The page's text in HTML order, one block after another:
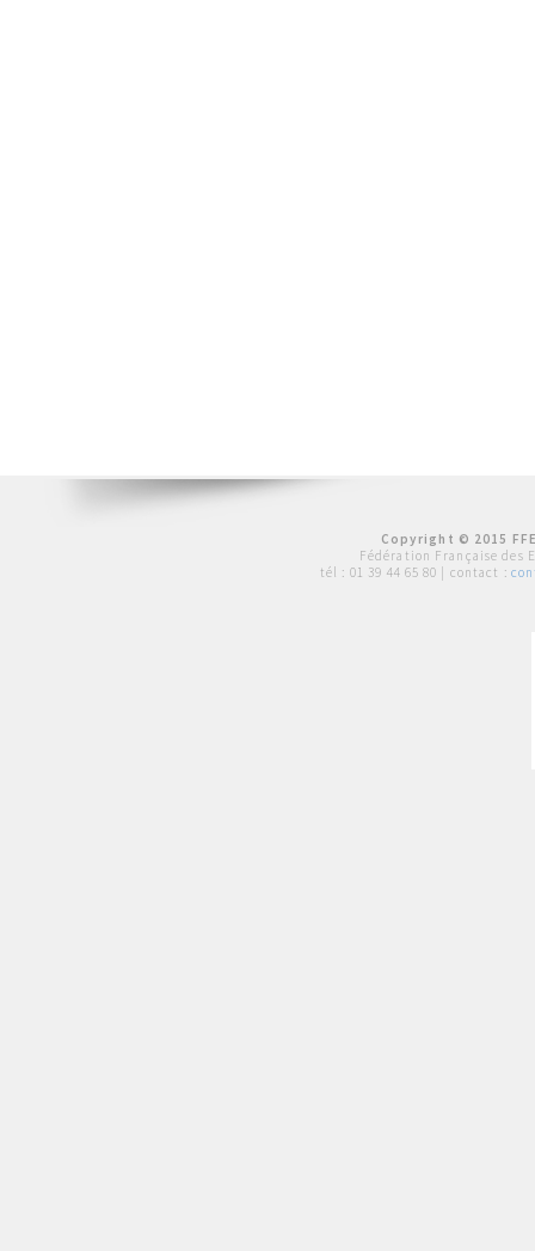
Copyright © 2015
Fédération Française des
tél : 01 39 44 65 80 | contact :